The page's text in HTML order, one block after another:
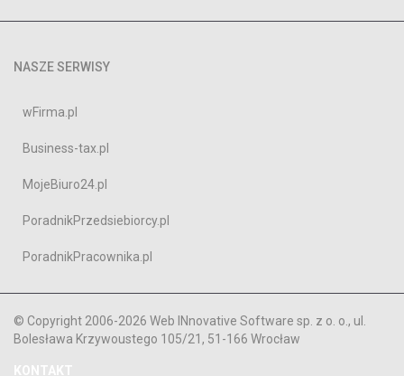
NASZE SERWISY
wFirma.pl
Business-tax.pl
MojeBiuro24.pl
PoradnikPrzedsiebiorcy.pl
PoradnikPracownika.pl
© Copyright 2006-2026 Web INnovative Software sp. z o. o., ul.
Bolesława Krzywoustego 105/21, 51-166 Wrocław
KONTAKT